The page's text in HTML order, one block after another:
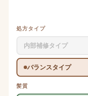
処方タイプ
内部補修タイプ
バランスタイプ
髪質